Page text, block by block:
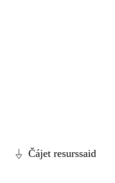
Čájet resurssaid